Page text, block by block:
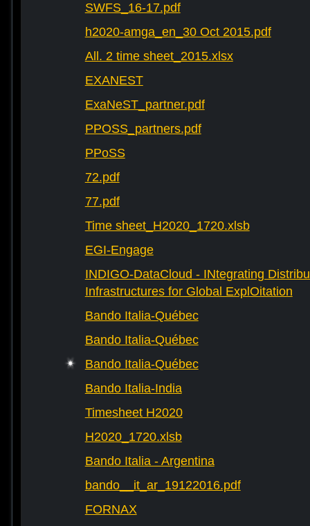
SWFS_16-17.pdf
h2020-amga_en_30 Oct 2015.pdf
All. 2 time sheet_2015.xlsx
EXANEST
ExaNeST_partner.pdf
PPOSS_partners.pdf
PPoSS
72.pdf
77.pdf
Time sheet_H2020_1720.xlsb
EGI-Engage
INDIGO-DataCloud - INtegrating
Infrastructures for Global ExplOitation
Bando Italia-Québec
Bando Italia-Québec
Bando Italia-Québec
Bando Italia-India
Timesheet H2020
H2020_1720.xlsb
Bando Italia - Argentina
bando__it_ar_19122016.pdf
FORNAX